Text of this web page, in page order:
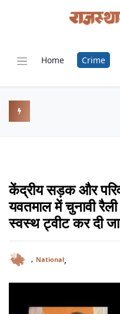
Home Crime
केंद्रीय सड़क और
यवतमाल में चुनावी
स्वस्थ ट्वीट कर दी
, National,